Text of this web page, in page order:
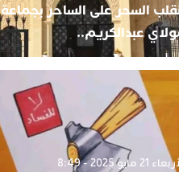
السحر على الساحر بجماعة
عبدالكريم..
21 مايو 2025 - 8:49